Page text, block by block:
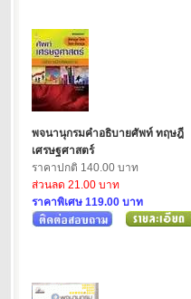
พจนานุกรมคำอธิบายศัพท์ ทฤษฎี
เศรษฐศาสตร์
ราคาปกติ 140.00 บาท
ส่วนลด 21.00 บาท
ราคาพิเศษ 119.00 บาท